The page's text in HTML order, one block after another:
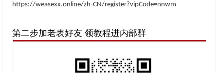
https://weasexx.online/zh-CN/register?vipCode=nnwm
第二步加老表好友 领教程进内部群